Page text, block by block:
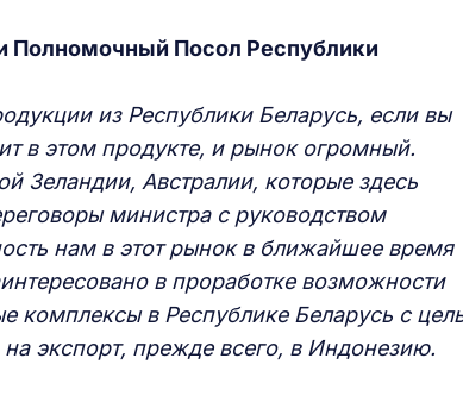
Полномочный Посол Республики
из Республики Беларусь, если вы
в этом продукте, и рынок огромный.
Зеландии, Австралии, которые здесь
министра с руководством
нам в этот рынок в ближайшее время
в проработке возможности
комплексы в Республике Беларусь с
экспорт, прежде всего, в Индонезию.